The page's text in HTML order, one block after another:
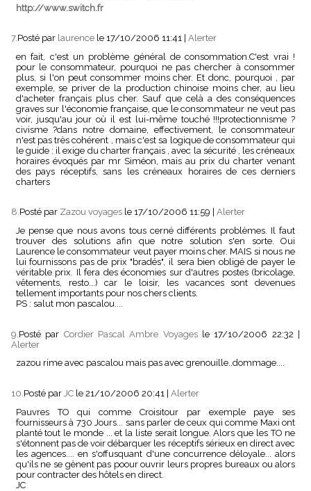
http://www.switch.fr
7.Posté par laurence le 17/10/2006 11:41 Alerter
en fait, c'est un problème général de consommation.C'est vrai !
pour le consommateur, pourquoi ne pas chercher à consommer
plus, si l'on peut consommer moins cher. Et donc, pourquoi , par
exemple, se priver de la production chinoise moins cher, au lieu
d'acheter français plus cher. Sauf que celà a des conséquences
graves sur l'économie française, que le consommateur ne veut pas
voir, jusqu'au jour où il est lui-même touché !!!protectionnisme ?
civisme ?dans notre domaine, effectivement, le consommateur
n'est pas très cohérent , mais c'est sa logique de consommateur qui
le guide : il exige du charter français , avec la sécurité , les créneaux
horaires évoqués par mr Siméon, mais au prix du charter venant
des pays réceptifs, sans les créneaux horaires de ces derniers
charters
8.Posté par Zazou voyages le 17/10/2006 11:59
Alerter
Je pense que nous avons tous cerné différents problèmes. Il faut
trouver des solutions afin que notre solution s'en sorte. Oui
Laurence le consommateur veut payer moins cher. MAIS si nous ne
lui fournissons pas de prix "bradés", il sera bien obligé de payer le
véritable prix. Il fera des économies sur d'autres postes (bricolage,
vêtements, resto...) car le loisir, les vacances sont devenues
tellement importants pour nos chers clients.
PS : salut mon pascalou....
9. Posté par Cordier Pascal Ambre Voyages le 17/10/2006 22:32 |
Alerter
zazou rime avec pascalou mais pas avec grenouille..dommage....
10. Posté par JC le 21/10/2006 20:41
Alerter
Pauvres TO qui comme Croisitour par exemple paye ses
fournisseurs à 730 Jours... sans parler de ceux qui comme Maxi ont
planté tout le monde ... et la liste serait longue. Alors que les TO ne
s'étonnent pas de voir débarquer les réceptifs sérieux en direct avec
les agences.... en s'offusquant d'une concurrence déloyale... alors
qu'ils ne se gènent pas poour ouvrir leurs propres bureaux ou alors
pour contracter des hôtels en direct.
JC